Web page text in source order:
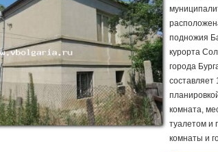
подножия
курорта
города
составляет
комната,
туалетом и
комнаты и